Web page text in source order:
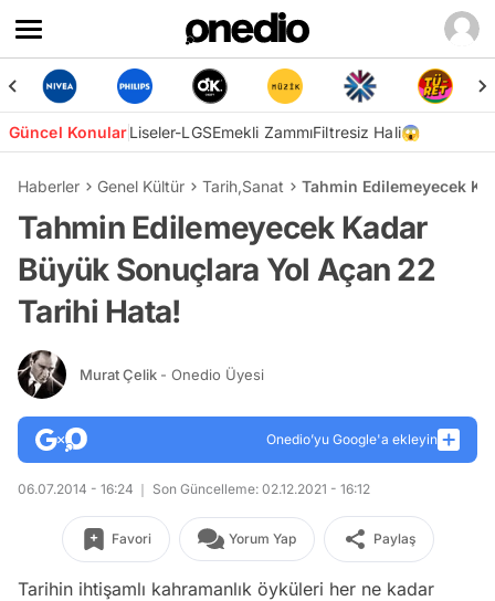
Güncel KonularLiseler-LGSEmekli ZammıFiltresiz Hali😱
Haberler Genel Kültür Tarih,Sanat Tahmin Edilemeyecek
Tahmin Edilemeyecek Kadar
Büyük Sonuçlara Yol Açan 22
Tarihi Hata!
Murat Çelik - Onedio Üyesi
Onedio’yu Google'a ekleyin
06.07.2014 - 16:24 Son Güncelleme: 02.12.2021 - 16:12
Favori Yorum Yap Paylaş
Tarihin ihtişamlı kahramanlık öyküleri her ne kadar